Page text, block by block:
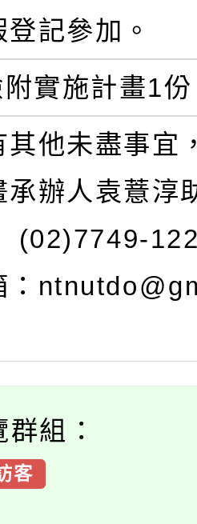
登記參加。
附實施計畫1
其他未盡事宜
承辦人袁薏淳
(02)7749-
：
組：
客